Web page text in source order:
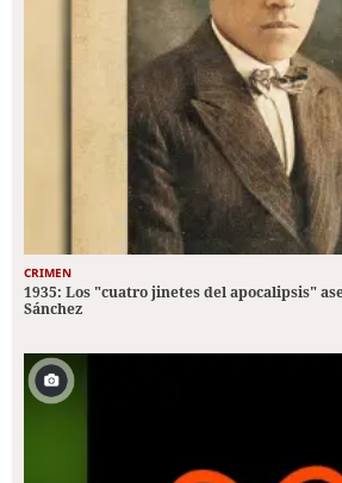
CRIMEN
1935: Los "cuatro jinetes del apocalipsis"
Sánchez